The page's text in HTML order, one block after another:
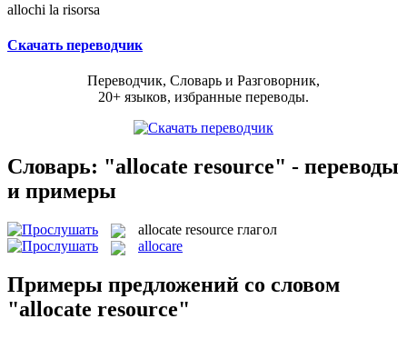
allochi la risorsa
Скачать переводчик
Переводчик, Словарь и Разговорник,
20+ языков, избранные переводы.
Словарь: "allocate resource" - переводы
и примеры
allocate resource глагол
allocare
Примеры предложений со словом
"allocate resource"